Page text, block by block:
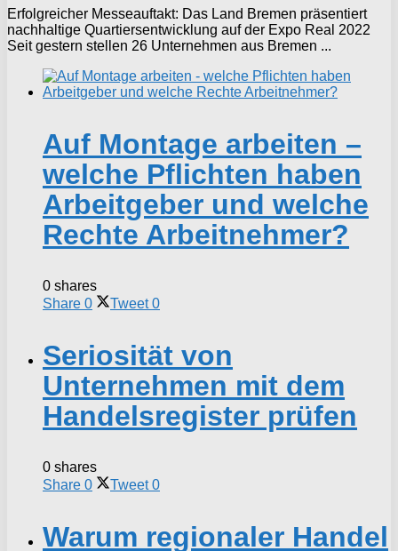
Erfolgreicher Messeauftakt: Das Land Bremen präsentiert
nachhaltige Quartiersentwicklung auf der Expo Real 2022
Seit gestern stellen 26 Unternehmen aus Bremen ...
Auf Montage arbeiten –
welche Pflichten haben
Arbeitgeber und welche
Rechte Arbeitnehmer?
0 shares
Share 0 Tweet 0
Seriosität von
Unternehmen mit dem
Handelsregister prüfen
0 shares
Share 0 Tweet 0
Warum regionaler Handel